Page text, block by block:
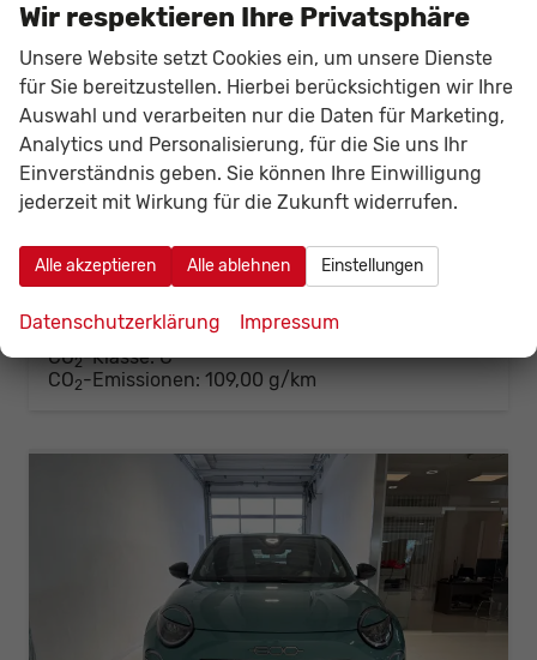
Fiat 600
La Prima Hybrid 1.2 T3 81 kW (110 PS) DCT Klimaautomatik, Massagesitz, Sitzheizung, elektrisch verstellbarer Fahrersitz, Radio, DAB, Apple CarPlay, Android Auto, Navigationssystem, 18 Zoll Leichtmetallfelgen, uvm.
unverbindliche Lieferzeit: 10 Tage Neuwagen mit Tageszulassung
Fahrzeugnr. 141970 Getriebe
Kraftstoff Hybrid Benzin Außenfarbe 636 CAPPUCCINO BEIGE
Leistung 81 kW (110 PS) Kilometerstand 10 km
26.237,– € Details
Verbrauch kombiniert:4,80 l/100km
CO2-Klasse: C
CO2-Emissionen: 109,00 g/km
Wir respektieren Ihre Privatsphäre
Unsere Website setzt Cookies ein, um unsere Dienste
für Sie bereitzustellen. Hierbei berücksichtigen wir Ihre
Auswahl und verarbeiten nur die Daten für Marketing,
Analytics und Personalisierung, für die Sie uns Ihr
Einverständnis geben. Sie können Ihre Einwilligung
jederzeit mit Wirkung für die Zukunft widerrufen.
Alle akzeptieren Alle ablehnen Einstellungen
Datenschutzerklärung Impressum